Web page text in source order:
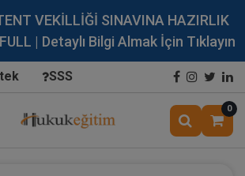
VEKİLLİĞİ SINAVINA HAZIRLIK
| Detaylı Bilgi Almak İçin Tıklayın
SSS
0